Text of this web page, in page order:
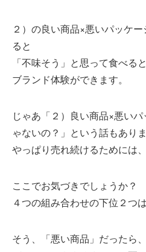
２）の良い商品×悪いパッケ
ると
「不味そう」と思って食べる
ブランド体験ができます。
じゃあ「２）良い商品×悪い
ゃないの？」という話もありま
やっぱり売れ続けるためには
ここでお気づきでしょうか？
４つの組み合わせの下位２つ
そう、「悪い商品」だったら